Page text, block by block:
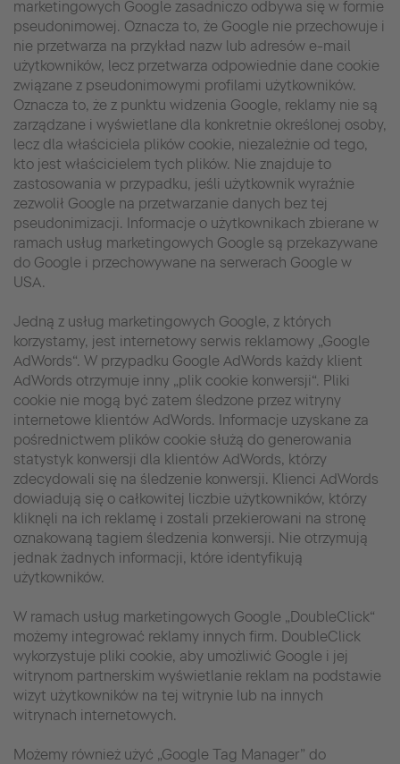
marketingowych Google zasadniczo odbywa się w formie
pseudonimowej. Oznacza to, że Google nie przechowuje i
nie przetwarza na przykład nazw lub adresów e-mail
użytkowników, lecz przetwarza odpowiednie dane cookie
związane z pseudonimowymi profilami użytkowników.
Oznacza to, że z punktu widzenia Google, reklamy nie są
zarządzane i wyświetlane dla konkretnie określonej osoby,
lecz dla właściciela plików cookie, niezależnie od tego,
kto jest właścicielem tych plików. Nie znajduje to
zastosowania w przypadku, jeśli użytkownik wyraźnie
zezwolił Google na przetwarzanie danych bez tej
pseudonimizacji. Informacje o użytkownikach zbierane w
ramach usług marketingowych Google są przekazywane
do Google i przechowywane na serwerach Google w
USA.
Jedną z usług marketingowych Google, z których
korzystamy, jest internetowy serwis reklamowy „Google
AdWords“. W przypadku Google AdWords każdy klient
AdWords otrzymuje inny „plik cookie konwersji“. Pliki
cookie nie mogą być zatem śledzone przez witryny
internetowe klientów AdWords. Informacje uzyskane za
pośrednictwem plików cookie służą do generowania
statystyk konwersji dla klientów AdWords, którzy
zdecydowali się na śledzenie konwersji. Klienci AdWords
dowiadują się o całkowitej liczbie użytkowników, którzy
kliknęli na ich reklamę i zostali przekierowani na stronę
oznakowaną tagiem śledzenia konwersji. Nie otrzymują
jednak żadnych informacji, które identyfikują
użytkowników.
W ramach usług marketingowych Google „DoubleClick“
możemy integrować reklamy innych firm. DoubleClick
wykorzystuje pliki cookie, aby umożliwić Google i jej
witrynom partnerskim wyświetlanie reklam na podstawie
wizyt użytkowników na tej witrynie lub na innych
witrynach internetowych.
Możemy również użyć „Google Tag Manager” do